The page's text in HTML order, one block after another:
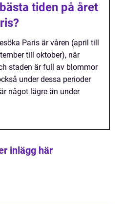
tiden på året
Paris är våren (april till
till oktober), när
staden är full av blommor
under dessa perioder
något lägre än under
inlägg här